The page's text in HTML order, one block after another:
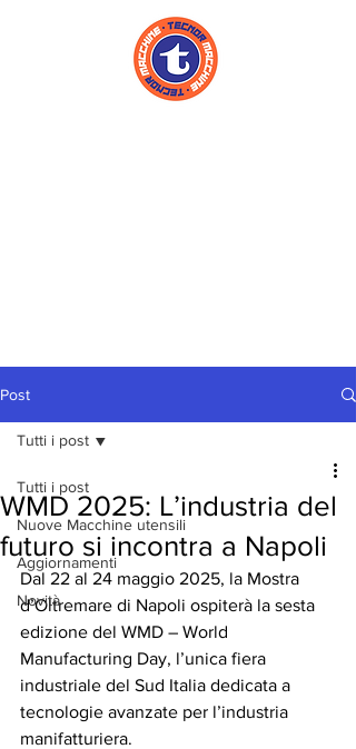
Post
Tutti i post
Nuove Macchine utensili
Aggiornamenti
Novità
Tutti i post
WMD 2025: L’industria del
futuro si incontra a Napoli
Dal 22 al 24 maggio 2025, la Mostra
d’Oltremare di Napoli ospiterà la sesta
edizione del WMD – World
Manufacturing Day, l’unica fiera
industriale del Sud Italia dedicata a
tecnologie avanzate per l’industria
manifatturiera.